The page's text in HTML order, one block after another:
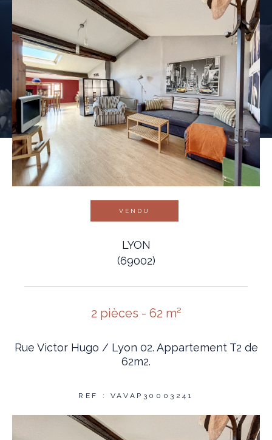
VENDU
LYON
(69002)
2 pièces - 62 m²
Rue Victor Hugo / Lyon 02. Appartement T2 de
62m2.
REF : VAVAP30003241